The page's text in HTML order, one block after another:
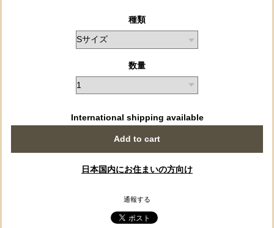
種類
数量
International shipping available
Add to cart
日本国内にお住まいの方向け
通報する